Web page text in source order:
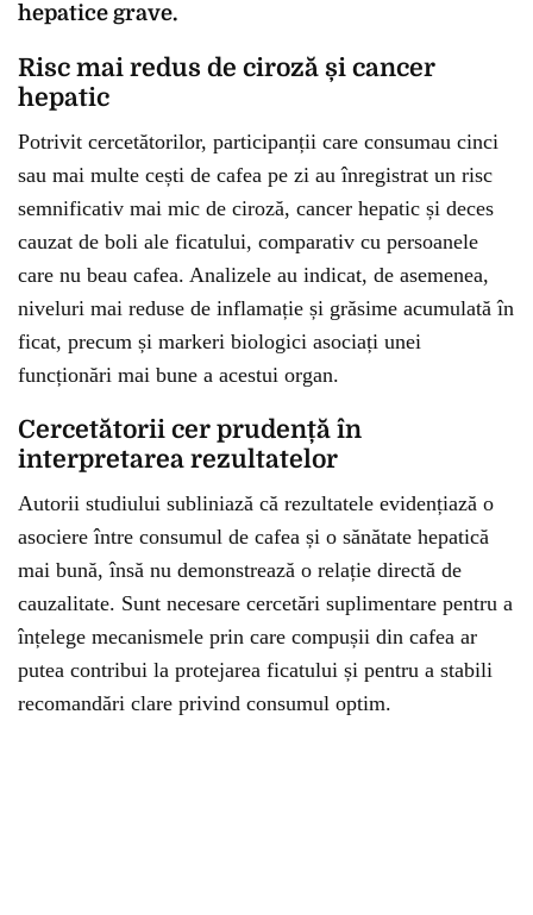
hepatice grave.
Risc mai redus de ciroză și cancer
hepatic
Potrivit cercetătorilor, participanții care consumau cinci
sau mai multe cești de cafea pe zi au înregistrat un risc
semnificativ mai mic de ciroză, cancer hepatic și deces
cauzat de boli ale ficatului, comparativ cu persoanele
care nu beau cafea. Analizele au indicat, de asemenea,
niveluri mai reduse de inflamație și grăsime acumulată în
ficat, precum și markeri biologici asociați unei
funcționări mai bune a acestui organ.
Cercetătorii cer prudență în
interpretarea rezultatelor
Autorii studiului subliniază că rezultatele evidențiază o
asociere între consumul de cafea și o sănătate hepatică
mai bună, însă nu demonstrează o relație directă de
cauzalitate. Sunt necesare cercetări suplimentare pentru a
înțelege mecanismele prin care compușii din cafea ar
putea contribui la protejarea ficatului și pentru a stabili
recomandări clare privind consumul optim.